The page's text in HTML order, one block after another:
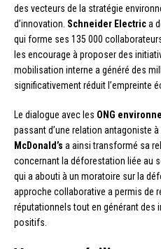
des vecteurs de la stratégie
d’innovation. Schneider Electrica
qui forme ses 135 000
les encourage à proposer des
mobilisation interne a généré des
significativement réduit l’empreinte
Le dialogue avec les ONG
passant d’une relation antagoniste
McDonald’s a ainsi transformé sa
concernant la déforestation liée au
qui a abouti à un moratoire sur la
approche collaborative a permis de
réputationnels tout en générant des
positifs.